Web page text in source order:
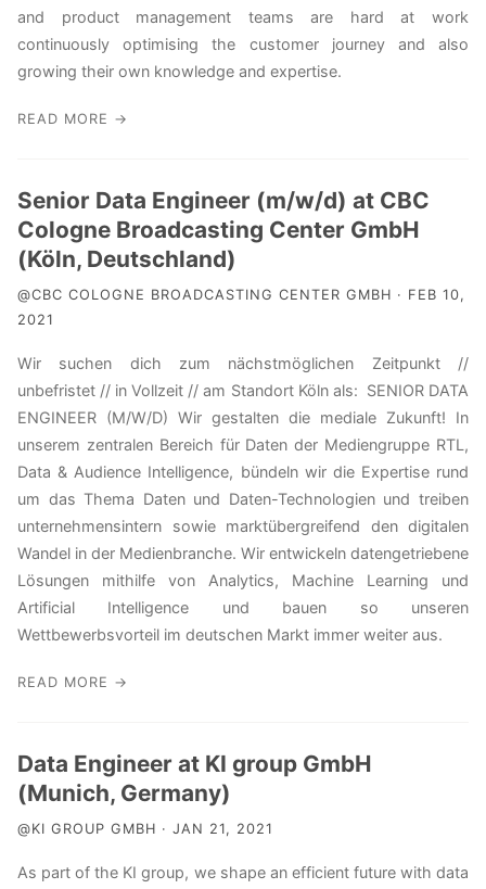
and product management teams are hard at work
continuously optimising the customer journey and also
growing their own knowledge and expertise.
READ MORE →
Senior Data Engineer (m/w/d) at CBC
Cologne Broadcasting Center GmbH
(Köln, Deutschland)
@CBC COLOGNE BROADCASTING CENTER GMBH · FEB 10,
2021
Wir suchen dich zum nächstmöglichen Zeitpunkt //
unbefristet // in Vollzeit // am Standort Köln als: SENIOR DATA
ENGINEER (M/W/D) Wir gestalten die mediale Zukunft! In
unserem zentralen Bereich für Daten der Mediengruppe RTL,
Data & Audience Intelligence, bündeln wir die Expertise rund
um das Thema Daten und Daten-Technologien und treiben
unternehmensintern sowie marktübergreifend den digitalen
Wandel in der Medienbranche. Wir entwickeln datengetriebene
Lösungen mithilfe von Analytics, Machine Learning und
Artificial Intelligence und bauen so unseren
Wettbewerbsvorteil im deutschen Markt immer weiter aus.
READ MORE →
Data Engineer at KI group GmbH
(Munich, Germany)
@KI GROUP GMBH · JAN 21, 2021
As part of the KI group, we shape an efficient future with data